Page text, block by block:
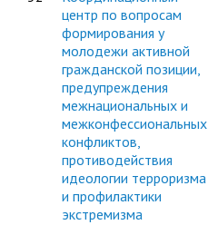
центр по вопросам
формирования у
молодежи активной
гражданской позиции,
предупреждения
межнациональных и
межконфессиональных
конфликтов,
противодействия
идеологии терроризма
и профилактики
экстремизма